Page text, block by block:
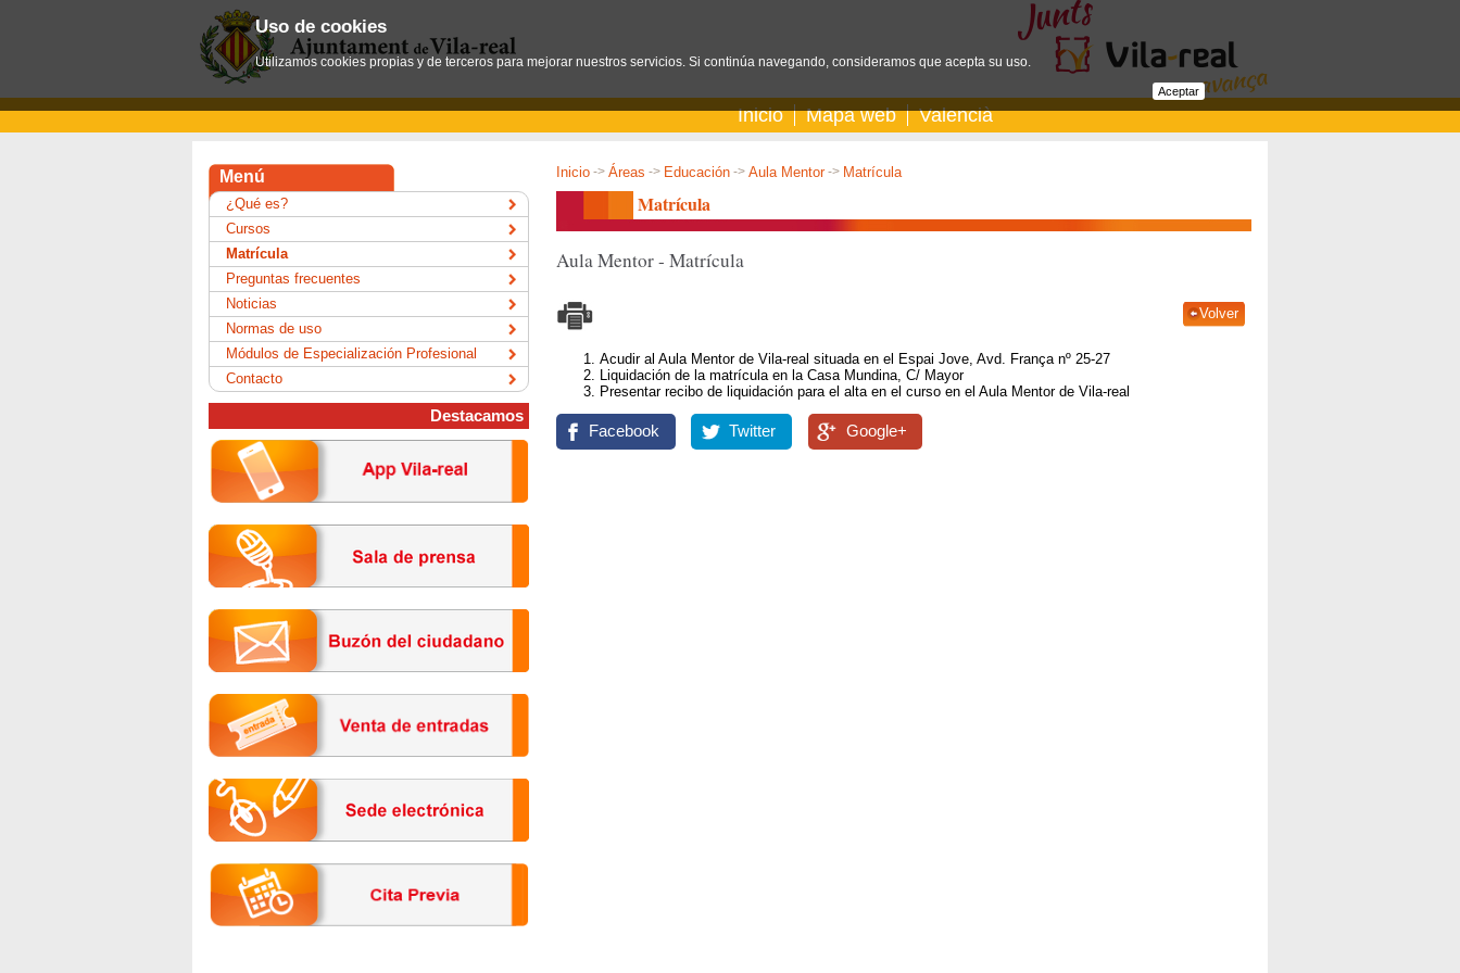
Inicio Mapa web Valencià
Inicio -> Áreas -> Educación -> Aula Mentor-> Matrícula
Matrícula
Aula Mentor - Matrícula
Volver
Acudir al Aula Mentor de Vila-real situada en el Espai Jove, Avd. França nº 25-27
Liquidación de la matrícula en la Casa Mundina, C/ Mayor
Presentar recibo de liquidación para el alta en el curso en el Aula Mentor de Vila-real
Facebook Twitter Google+
Menú
¿Qué es?
Cursos
Matrícula
Preguntas frecuentes
Noticias
Normas de uso
Módulos de Especialización Profesional
Contacto
Destacamos
Uso de cookies
Utilizamos cookies propias y de terceros para mejorar nuestros servicios. Si continúa navegando, consideramos que acepta su uso.
Aceptar